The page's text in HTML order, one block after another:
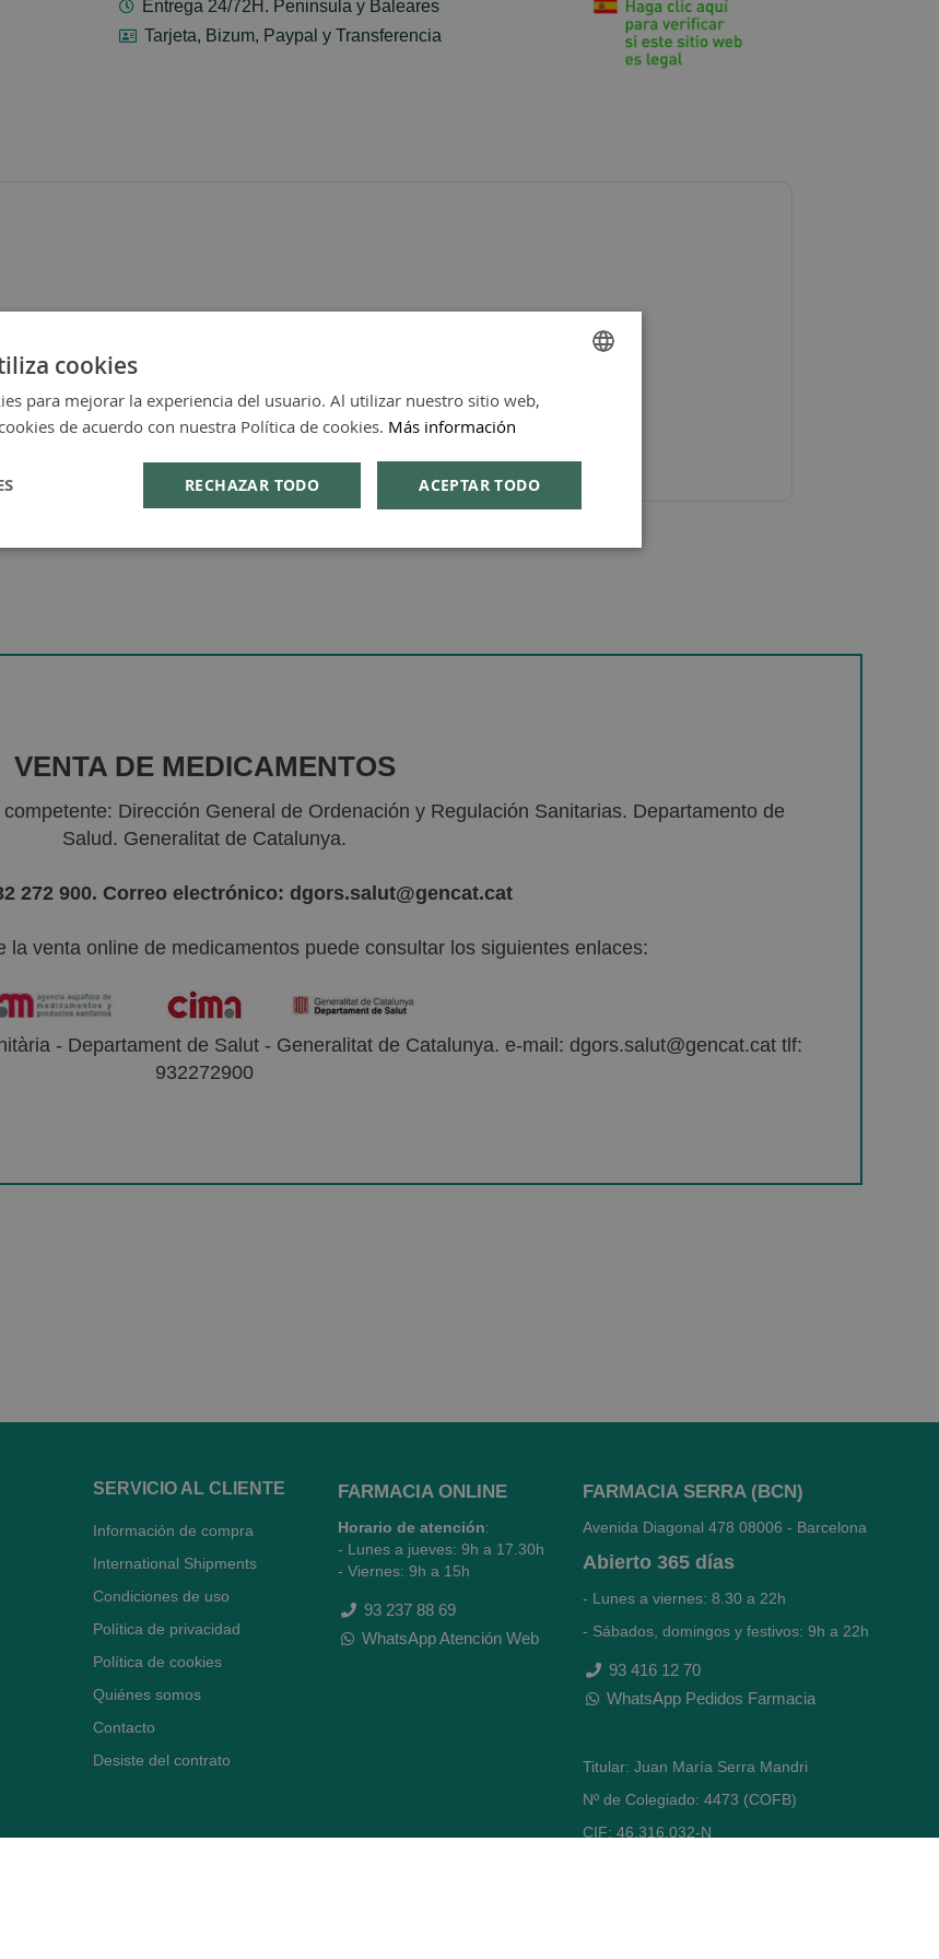
Entrega 24/72H. Peninsula y Baleares
Tarjeta, Bizum, Paypal y Transferencia
VENTA DE MEDICAMENTOS
Dirección General de Ordenación y Regulación Sanitarias. Departamento de
Salud. Generalitat de Catalunya.
272 900. Correo electrónico: dgors.salut@gencat.cat
la venta online de medicamentos puede consultar los siguientes enlaces:
- Departament de Salut - Generalitat de Catalunya. e-mail: dgors.salut@gencat.cat tlf:
932272900
SERVICIO AL CLIENTE
Información de compra
International Shipments
Condiciones de uso
Política de privacidad
Política de cookies
Quiénes somos
Contacto
Desiste del contrato
FARMACIA ONLINE
Horario de atención:
- Lunes a jueves: 9h a 17.30h
- Viernes: 9h a 15h
93 237 88 69
WhatsApp Atención Web
FARMACIA SERRA (BCN)
Avenida Diagonal 478 08006 - Barcelona
Abierto 365 días
- Lunes a viernes: 8.30 a 22h
- Sábados, domingos y festivos: 9h a 22h
93 416 12 70
WhatsApp Pedidos Farmacia
Titular: Juan María Serra Mandri
Nº de Colegiado: 4473 (COFB)
CIF: 46.316.032-N
cookies
para mejorar la experiencia del usuario. Al utilizar nuestro sitio web,
de acuerdo con nuestra Política de cookies. Más información
ACEPTAR TODO
RECHAZAR TODO